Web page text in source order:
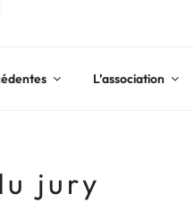
L’association
jury